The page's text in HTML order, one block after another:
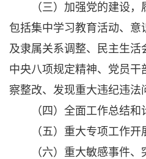
（三）加强党的建设，
包括集中学习教育活动、意
及隶属关系调整、民主生活
中央八项规定精神、党员干
察整改、发现重大违纪违法
（四）全面工作总结和
（五）重大专项工作开
（六）重大敏感事件、